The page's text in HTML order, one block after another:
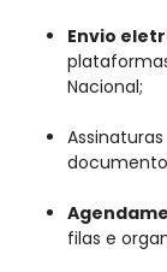
Envio
Nacional;
filas e